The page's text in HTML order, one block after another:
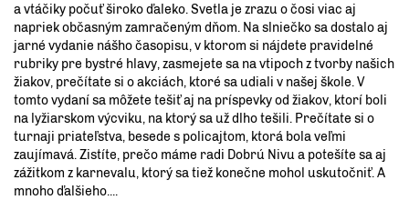
a vtáčiky počuť široko ďaleko. Svetla je zrazu o čosi viac aj
napriek občasným zamračeným dňom. Na slniečko sa dostalo aj
jarné vydanie nášho časopisu, v ktorom si nájdete pravidelné
rubriky pre bystré hlavy, zasmejete sa na vtipoch z tvorby našich
žiakov, prečítate si o akciách, ktoré sa udiali v našej škole. V
tomto vydaní sa môžete tešiť aj na príspevky od žiakov, ktorí boli
na lyžiarskom výcviku, na ktorý sa už dlho tešili. Prečítate si o
turnaji priateľstva, besede s policajtom, ktorá bola veľmi
zaujímavá. Zistíte, prečo máme radi Dobrú Nivu a potešíte sa aj
zážitkom z karnevalu, ktorý sa tiež konečne mohol uskutočniť. A
mnoho ďalšieho....